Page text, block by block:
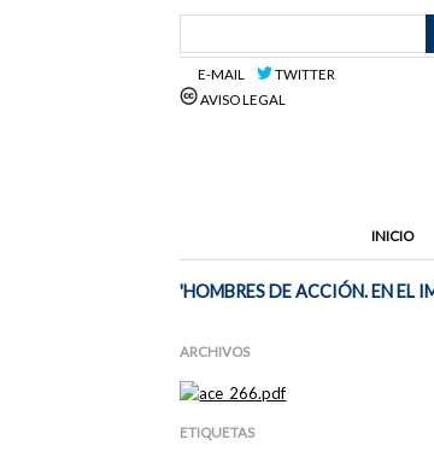
E-MAIL
TWITTER
AVISO LEGAL
INICIO
'HOMBRES DE ACCIÓN. EN EL
ARCHIVOS
ETIQUETAS